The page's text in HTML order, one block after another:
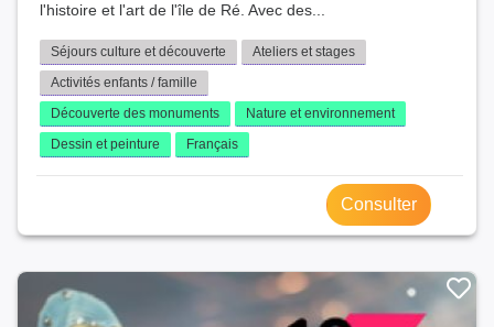
l'histoire et l'art de l'île de Ré. Avec des...
Séjours culture et découverte
Ateliers et stages
Activités enfants / famille
Découverte des monuments
Nature et environnement
Dessin et peinture
Français
Consulter